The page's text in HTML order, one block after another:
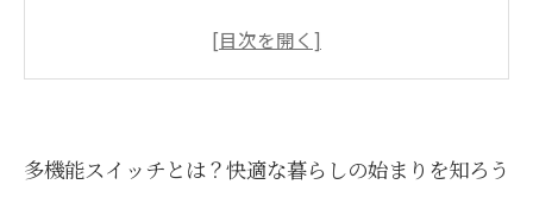
暮らしに届く安全性と省エネ効果、多機能スイ
ない選び方
多機能スイッチとは？快適な暮らしの始まりを知ろう